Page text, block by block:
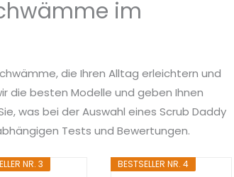
im
die Ihren Alltag erleichtern und
die besten Modelle und geben Ihnen
was bei der Auswahl eines Scrub Daddy
Tests und Bewertungen.
NR. 3 BESTSELLER NR. 4